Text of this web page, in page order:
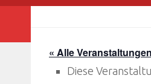
« Alle Veranstaltungen
Diese